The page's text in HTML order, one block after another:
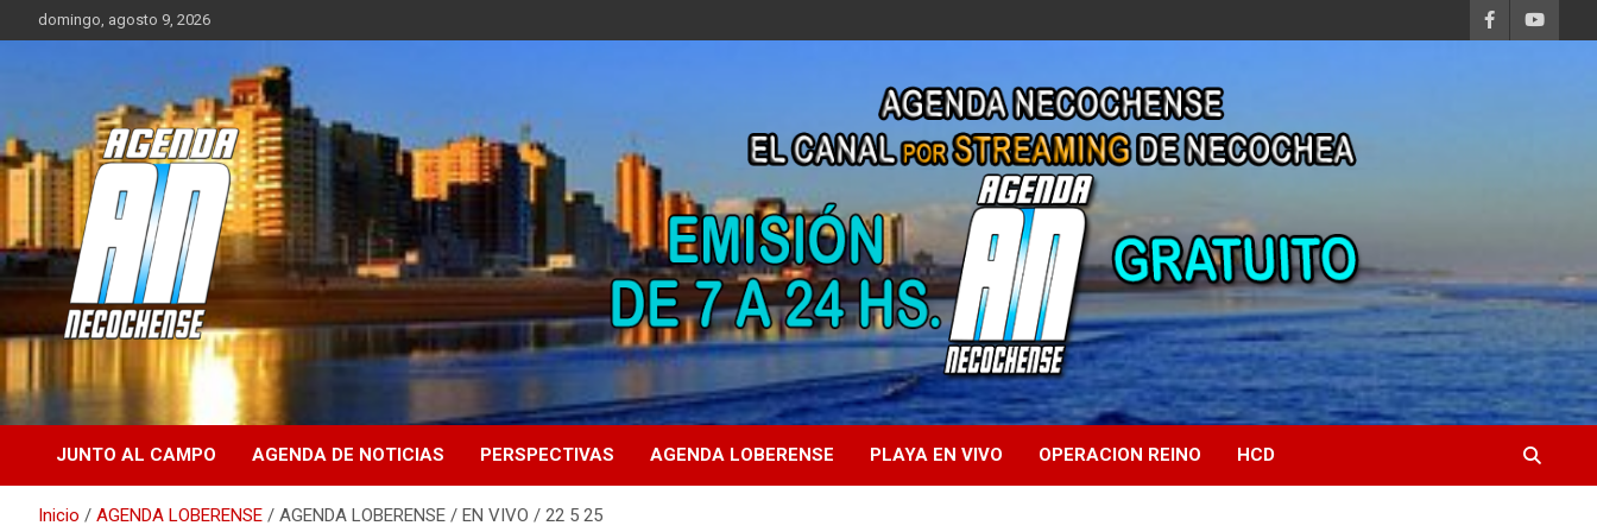
al
domingo, agosto 9, 2026
AGENDA
NECOCHENSE
Sitio de Noticias de Necochea y zona
JUNTO AL CAMPO AGENDA DE NOTICIAS PERSPECTIVAS AGENDA LOBERENSE PLAYA EN VIVO OPERACION REINO HCD
Inicio AGENDA LOBERENSE AGENDA LOBERENSE / EN VIVO / 22 5 25